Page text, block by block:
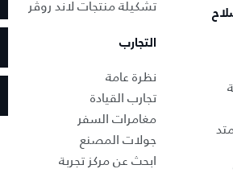
تشكيلة منتجات لاند روڤر
التجارب
نظرة عامة
تجارب القيادة
مغامرات السفر
جولات المصنع
ابحث عن مركز تجربة